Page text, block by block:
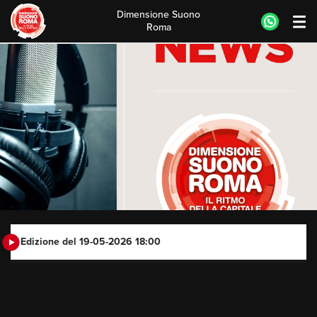
Skip
to
content
Dimensione Suono
Roma
Edizione del 19-05-2026 18:00